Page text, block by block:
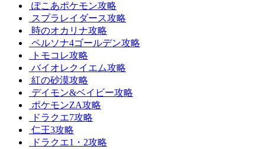
ぽこあポケモン攻略
スプラレイダース攻略
時のオカリナ攻略
ペルソナ4ゴールデン攻略
トモコレ攻略
バイオレクイエム攻略
紅の砂漠攻略
デイモン&ベイビー攻略
ポケモンZA攻略
ドラクエ7攻略
仁王3攻略
ドラクエ1・2攻略